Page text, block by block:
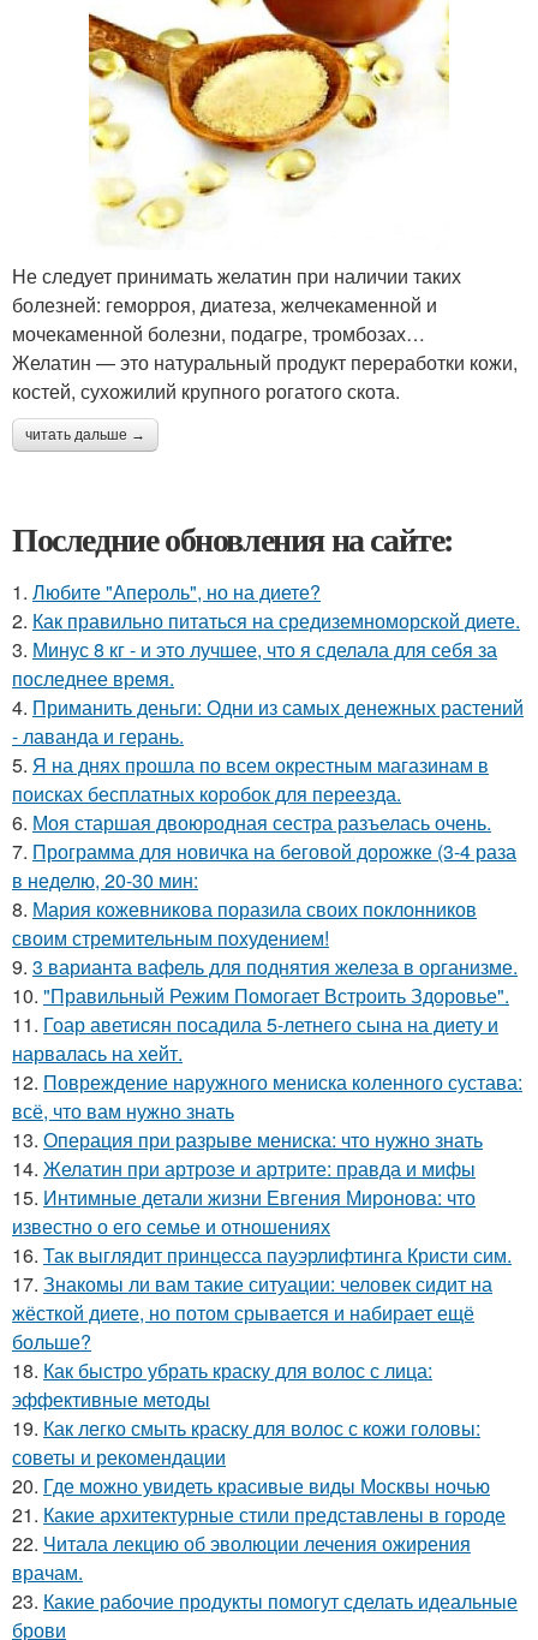
Не следует принимать желатин при наличии таких
болезней: геморроя, диатеза, желчекаменной и
мочекаменной болезни, подагре, тромбозах…
Желатин — это натуральный продукт переработки кожи,
костей, сухожилий крупного рогатого скота.
читать дальше →
Последние обновления на сайте:
1. Любите "Апероль", но на диете?
2. Как правильно питаться на средиземноморской диете.
3. Минус 8 кг - и это лучшее, что я сделала для себя за
последнее время.
4. Приманить деньги: Одни из самых денежных растений
- лаванда и герань.
5. Я на днях прошла по всем окрестным магазинам в
поисках бесплатных коробок для переезда.
6. Моя старшая двоюродная сестра разъелась очень.
7. Программа для новичка на беговой дорожке (3-4 раза
в неделю, 20-30 мин:
8. Мария кожевникова поразила своих поклонников
своим стремительным похудением!
9. 3 варианта вафель для поднятия железа в организме.
10. "Правильный Режим Помогает Встроить Здоровье".
11. Гоар аветисян посадила 5-летнего сына на диету и
нарвалась на хейт.
12. Повреждение наружного мениска коленного сустава:
всё, что вам нужно знать
13. Операция при разрыве мениска: что нужно знать
14. Желатин при артрозе и артрите: правда и мифы
15. Интимные детали жизни Евгения Миронова: что
известно о его семье и отношениях
16. Так выглядит принцесса пауэрлифтинга Кристи сим.
17. Знакомы ли вам такие ситуации: человек сидит на
жёсткой диете, но потом срывается и набирает ещё
больше?
18. Как быстро убрать краску для волос с лица:
эффективные методы
19. Как легко смыть краску для волос с кожи головы:
советы и рекомендации
20. Где можно увидеть красивые виды Москвы ночью
21. Какие архитектурные стили представлены в городе
22. Читала лекцию об эволюции лечения ожирения
врачам.
23. Какие рабочие продукты помогут сделать идеальные
брови